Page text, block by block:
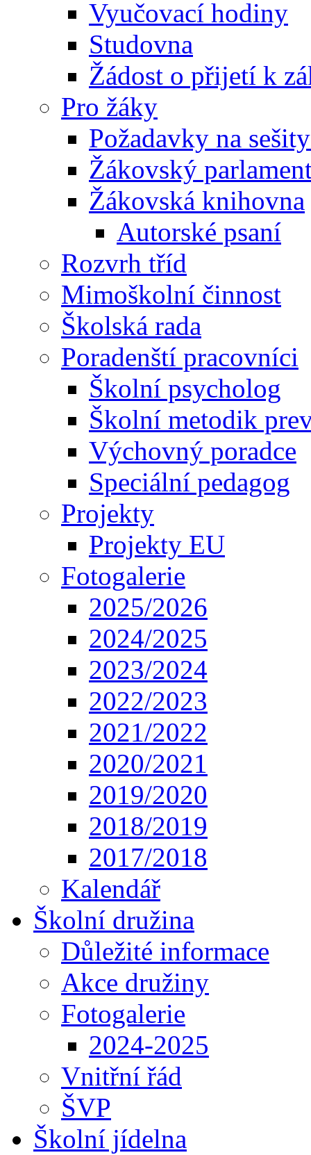
Vyučovací hodiny
Studovna
Žádost o přijetí k
Pro žáky
Požadavky na
Žákovský
Žákovská knihovna
Autorské psaní
Rozvrh tříd
Mimoškolní činnost
Školská rada
Poradenští pracovníci
Školní psycholog
Školní metodik
Výchovný poradce
Speciální pedagog
Projekty
Projekty EU
Fotogalerie
2025/2026
2024/2025
2023/2024
2022/2023
2021/2022
2020/2021
2019/2020
2018/2019
2017/2018
Kalendář
Školní družina
Důležité informace
Akce družiny
Fotogalerie
2024-2025
Vnitřní řád
ŠVP
Školní jídelna